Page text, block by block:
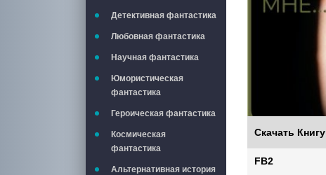
Детективная фантастика
Любовная фантастика
Научная фантастика
Юмористическая
фантастика
Героическая фантастика
Космическая
фантастика
Альтернативная история
Скачать Книгу
FB2